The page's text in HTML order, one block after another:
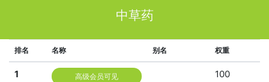
中草药
排名 名称 别名 权重
1 高级会员可见 100